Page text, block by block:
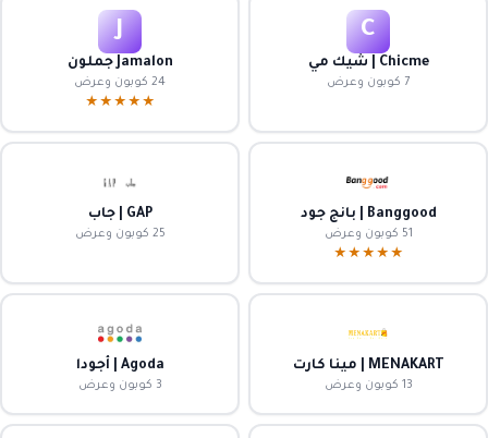
C
Chicme | شيك مي
7 كوبون وعرض
J
Jamalon جملون
24 كوبون وعرض
★★★★★
Banggood | بانج جود
51 كوبون وعرض
★★★★★
GAP | جاب
25 كوبون وعرض
MENAKART | مينا كارت
13 كوبون وعرض
Agoda | أجودا
3 كوبون وعرض